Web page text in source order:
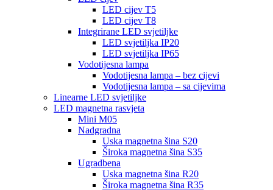
LED cijev T5
LED cijev T8
Integrirane LED svjetiljke
LED svjetiljka IP20
LED svjetiljka IP65
Vodotijesna lampa
Vodotijesna lampa – bez cijevi
Vodotijesna lampa – sa cijevima
Linearne LED svjetiljke
LED magnetna rasvjeta
Mini M05
Nadgradna
Uska magnetna šina S20
Široka magnetna šina S35
Ugradbena
Uska magnetna šina R20
Široka magnetna šina R35